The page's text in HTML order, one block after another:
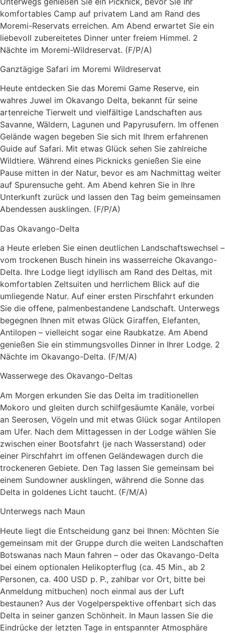
komfortables Camp auf privatem Land am Rand des
Moremi-Reservats erreichen. Am Abend erwartet Sie ein
liebevoll zubereitetes Dinner unter freiem Himmel. 2
Nächte im Moremi-Wildreservat. (F/P/A)
Ganztägige Safari im Moremi Wildreservat
Heute entdecken Sie das Moremi Game Reserve, ein
wahres Juwel im Okavango Delta, bekannt für seine
artenreiche Tierwelt und vielfältige Landschaften aus
Savanne, Wäldern, Lagunen und Papyrusufern. Im offenen
Gelände wagen begeben Sie sich mit Ihrem erfahrenen
Guide auf Safari. Mit etwas Glück sehen Sie zahlreiche
Wildtiere. Während eines Picknicks genießen Sie eine
Pause mitten in der Natur, bevor es am Nachmittag weiter
auf Spurensuche geht. Am Abend kehren Sie in Ihre
Unterkunft zurück und lassen den Tag beim gemeinsamen
Abendessen ausklingen. (F/P/A)
Das Okavango-Delta
a Heute erleben Sie einen deutlichen Landschaftswechsel –
vom trockenen Busch hinein ins wasserreiche Okavango-
Delta. Ihre Lodge liegt idyllisch am Rand des Deltas, mit
komfortablen Zeltsuiten und herrlichem Blick auf die
umliegende Natur. Auf einer ersten Pirschfahrt erkunden
Sie die offene, palmenbestandene Landschaft. Unterwegs
begegnen Ihnen mit etwas Glück Giraffen, Elefanten,
Antilopen – vielleicht sogar eine Raubkatze. Am Abend
genießen Sie ein stimmungsvolles Dinner in Ihrer Lodge. 2
Nächte im Okavango-Delta. (F/M/A)
Wasserwege des Okavango-Deltas
Am Morgen erkunden Sie das Delta im traditionellen
Mokoro und gleiten durch schilfgesäumte Kanäle, vorbei
an Seerosen, Vögeln und mit etwas Glück sogar Antilopen
am Ufer. Nach dem Mittagessen in der Lodge wählen Sie
zwischen einer Bootsfahrt (je nach Wasserstand) oder
einer Pirschfahrt im offenen Geländewagen durch die
trockeneren Gebiete. Den Tag lassen Sie gemeinsam bei
einem Sundowner ausklingen, während die Sonne das
Delta in goldenes Licht taucht. (F/M/A)
Unterwegs nach Maun
Heute liegt die Entscheidung ganz bei Ihnen: Möchten Sie
gemeinsam mit der Gruppe durch die weiten Landschaften
Botswanas nach Maun fahren – oder das Okavango-Delta
bei einem optionalen Helikopterflug (ca. 45 Min., ab 2
Personen, ca. 400 USD p. P., zahlbar vor Ort, bitte bei
Anmeldung mitbuchen) noch einmal aus der Luft
bestaunen? Aus der Vogelperspektive offenbart sich das
Delta in seiner ganzen Schönheit. In Maun lassen Sie die
Eindrücke der letzten Tage in entspannter Atmosphäre